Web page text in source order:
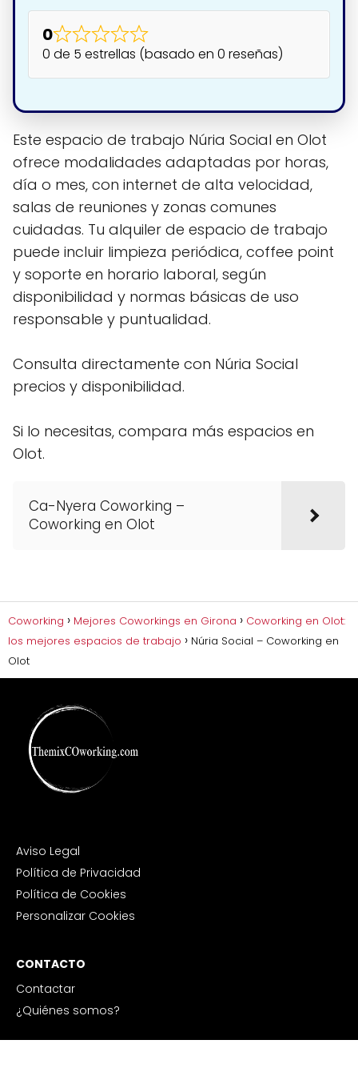
0
0 de 5 estrellas (basado en 0 reseñas)
Este espacio de trabajo Núria Social en Olot
ofrece modalidades adaptadas por horas,
día o mes, con internet de alta velocidad,
salas de reuniones y zonas comunes
cuidadas. Tu alquiler de espacio de trabajo
puede incluir limpieza periódica, coffee point
y soporte en horario laboral, según
disponibilidad y normas básicas de uso
responsable y puntualidad.
Consulta directamente con Núria Social
precios y disponibilidad.
Si lo necesitas, compara más espacios en
Olot.
Ca-Nyera Coworking –
Coworking en Olot
Coworking Mejores Coworkings en Girona
Coworking en Olot:
los mejores espacios de trabajo
Núria Social – Coworking en
Olot
Aviso Legal
Política de Privacidad
Política de Cookies
Personalizar Cookies
CONTACTO
Contactar
¿Quiénes somos?